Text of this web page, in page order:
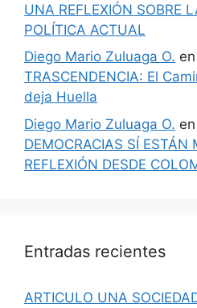
UNA REFLEXIÓN SOBRE
POLÍTICA ACTUAL
Diego Mario Zuluaga O. en
TRASCENDENCIA: El
deja Huella
Diego Mario Zuluaga O. en
DEMOCRACIAS SÍ ESTÁN
REFLEXIÓN DESDE
Entradas recientes
ARTICULO UNA